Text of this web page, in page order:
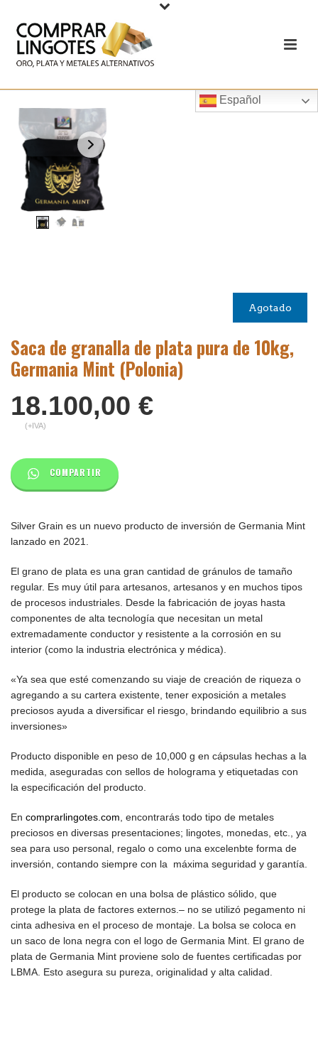
Español
Agotado
Saca de granalla de plata pura de 10kg,
Germania Mint (Polonia)
18.100,00 €
(+IVA)
COMPARTIR
Silver Grain es un nuevo producto de inversión de Germania Mint
lanzado en 2021.
El grano de plata es una gran cantidad de gránulos de tamaño
regular. Es muy útil para artesanos, artesanos y en muchos tipos
de procesos industriales. Desde la fabricación de joyas hasta
componentes de alta tecnología que necesitan un metal
extremadamente conductor y resistente a la corrosión en su
interior (como la industria electrónica y médica).
«Ya sea que esté comenzando su viaje de creación de riqueza o
agregando a su cartera existente, tener exposición a metales
preciosos ayuda a diversificar el riesgo, brindando equilibrio a sus
inversiones»
Producto disponible en peso de 10,000 g en cápsulas hechas a la
medida, aseguradas con sellos de holograma y etiquetadas con
la especificación del producto.
En comprarlingotes.com, encontrarás todo tipo de metales
preciosos en diversas presentaciones; lingotes, monedas, etc., ya
sea para uso personal, regalo o como una excelenbte forma de
inversión, contando siempre con la máxima seguridad y garantía.
El producto se colocan en una bolsa de plástico sólido, que
protege la plata de factores externos.– no se utilizó pegamento ni
cinta adhesiva en el proceso de montaje. La bolsa se coloca en
un saco de lona negra con el logo de Germania Mint. El grano de
plata de Germania Mint proviene solo de fuentes certificadas por
LBMA. Esto asegura su pureza, originalidad y alta calidad.